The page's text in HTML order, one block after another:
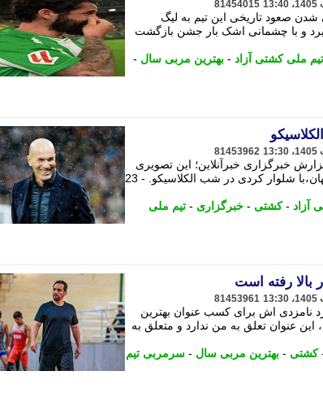
81454015
صعود تاریخی این تیم به لیگ
و با چشمانی اشک بار جشن بازگشت
تیم ملی کشتی آزاد - بهترین مربی سال -
81453962
خبرگزاری خبرآنلاین؛ این تصویری
است از زین الدین زیدان؛ ستاره فرانسوی فوتبال جهان،با شلوار کردی در شب الکلاسیکو. - 23
آزاد -کشتی - خبرگزاری - تیم ملی
بالا رفته است
81453961
نامزدی اش برای کسب عنوان بهترین
عنوان تعلق به من ندارد و متعلق به
کشتی - بهترین مربی سال - سرمربی تیم